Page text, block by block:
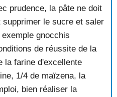
prudence, la pâte ne doit
le sucre et saler
gnocchis
de réussite de la
la farine d'excellente
1/4 de maïzena, la
bien réaliser la